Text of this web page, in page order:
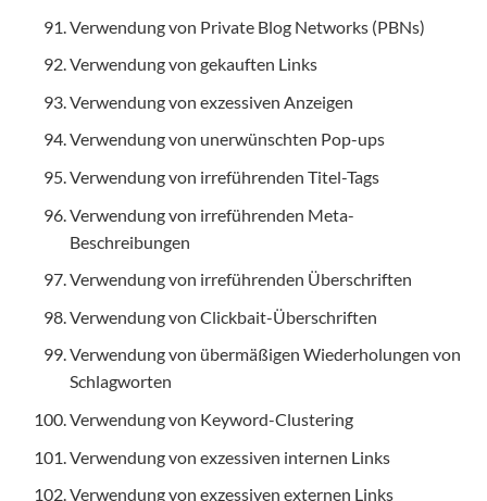
Verwendung von Private Blog Networks (PBNs)
Verwendung von gekauften Links
Verwendung von exzessiven Anzeigen
Verwendung von unerwünschten Pop-ups
Verwendung von irreführenden Titel-Tags
Verwendung von irreführenden Meta-
Beschreibungen
Verwendung von irreführenden Überschriften
Verwendung von Clickbait-Überschriften
Verwendung von übermäßigen Wiederholungen von
Schlagworten
Verwendung von Keyword-Clustering
Verwendung von exzessiven internen Links
Verwendung von exzessiven externen Links